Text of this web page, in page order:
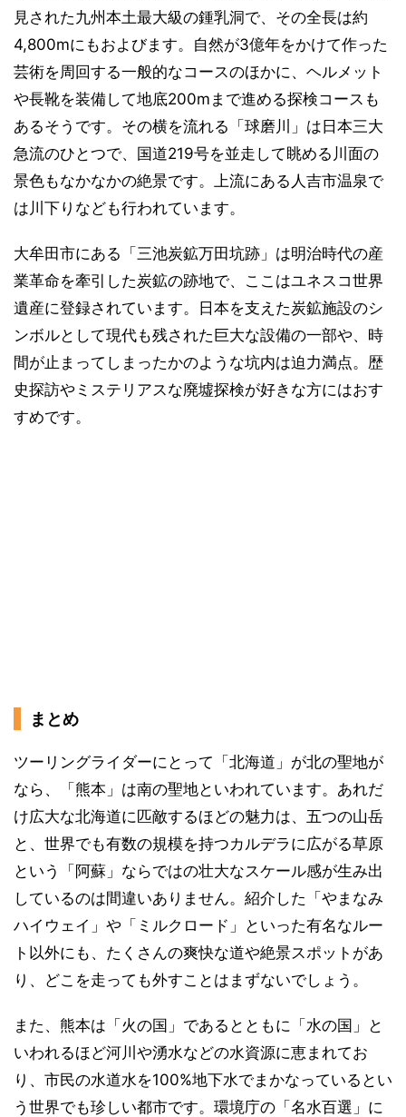
見された九州本土最大級の鍾乳洞で、その全長は約
4,800mにもおよびます。自然が3億年をかけて作った
芸術を周回する一般的なコースのほかに、ヘルメット
や長靴を装備して地底200mまで進める探検コースも
あるそうです。その横を流れる「球磨川」は日本三大
急流のひとつで、国道219号を並走して眺める川面の
景色もなかなかの絶景です。上流にある人吉市温泉で
は川下りなども行われています。
大牟田市にある「三池炭鉱万田坑跡」は明治時代の産
業革命を牽引した炭鉱の跡地で、ここはユネスコ世界
遺産に登録されています。日本を支えた炭鉱施設のシ
ンボルとして現代も残された巨大な設備の一部や、時
間が止まってしまったかのような坑内は迫力満点。歴
史探訪やミステリアスな廃墟探検が好きな方にはおす
すめです。
まとめ
ツーリングライダーにとって「北海道」が北の聖地が
なら、「熊本」は南の聖地といわれています。あれだ
け広大な北海道に匹敵するほどの魅力は、五つの山岳
と、世界でも有数の規模を持つカルデラに広がる草原
という「阿蘇」ならではの壮大なスケール感が生み出
しているのは間違いありません。紹介した「やまなみ
ハイウェイ」や「ミルクロード」といった有名なルー
ト以外にも、たくさんの爽快な道や絶景スポットがあ
り、どこを走っても外すことはまずないでしょう。
また、熊本は「火の国」であるとともに「水の国」と
いわれるほど河川や湧水などの水資源に恵まれてお
り、市民の水道水を100%地下水でまかなっているとい
う世界でも珍しい都市です。環境庁の「名水百選」に